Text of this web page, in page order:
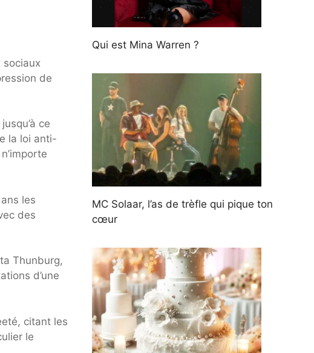
sociaux
de
ce
la loi anti-
les
des
Thunburg,
d’une
citant les
le
Qui est Mina Warren ?
MC Solaar, l’as de trèfle qui pique ton
cœur